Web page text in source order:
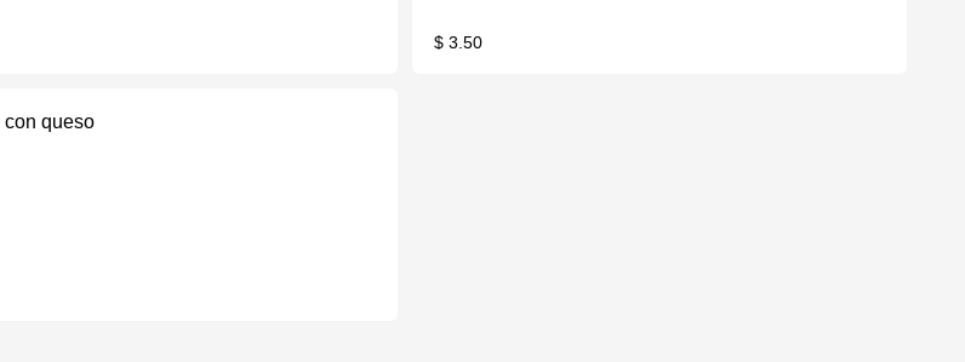
$ 3.50
con queso